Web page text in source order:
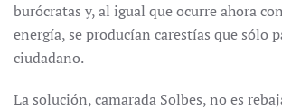
burócratas y, al igual que ocurre ahora
energía, se producían carestías que sólo
ciudadano.
La solución, camarada Solbes, no es